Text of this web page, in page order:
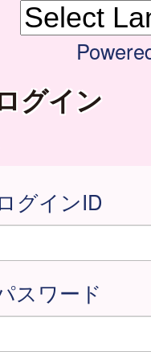
グイン
ログインID
スワード